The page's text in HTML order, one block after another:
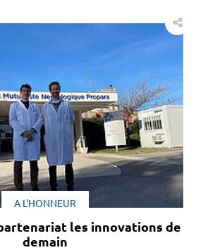
A L'HONNEUR
les innovations de
demain